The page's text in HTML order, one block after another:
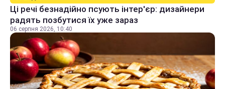
Ці речі безнадійно псують інтер'єр: дизайнери
радять позбутися їх уже зараз
06 серпня 2026, 10:40